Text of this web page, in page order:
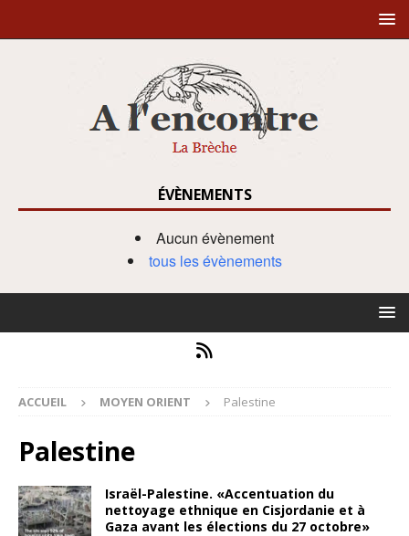
ÉVÈNEMENTS
Aucun évènement
tous les évènements
ACCUEIL MOYEN ORIENT Palestine
Palestine
Israël-Palestine. «Accentuation du
nettoyage ethnique en Cisjordanie et à
Gaza avant les élections du 27 octobre»